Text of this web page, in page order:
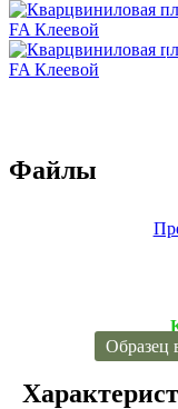
Файлы
Образец